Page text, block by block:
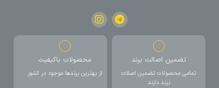
تضمین اصالت برند
تمامی محصولات تضمین اصلات
برند دارند
محصولات باکیفیت
از بهترین برندها موجود در کشور